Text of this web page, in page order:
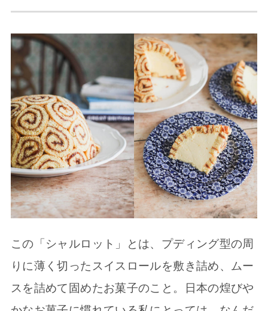
この「シャルロット」とは、プディング型の周
りに薄く切ったスイスロールを敷き詰め、ムー
スを詰めて固めたお菓子のこと。日本の煌びや